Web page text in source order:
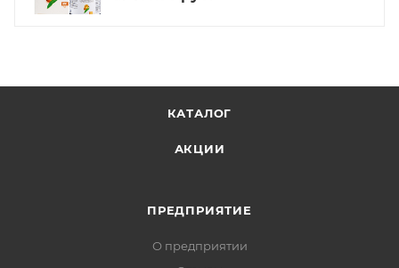
КАТАЛОГ
АКЦИИ
ПРЕДПРИЯТИЕ
О предприятии